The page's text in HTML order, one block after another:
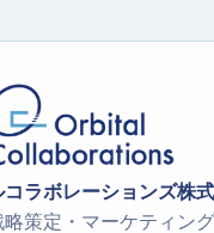
コラボレーションズ株
略策定・マーケティン